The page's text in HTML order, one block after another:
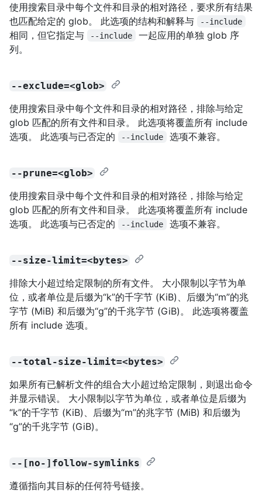
使用搜索目录中每个文件和目录的相对路径，要求所有结果
也匹配给定的 glob。 此选项的结构和解释与
--include
相同，但它指定与 --include
一起应用的单独 glob 序
列。
--exclude=<glob>
使用搜索目录中每个文件和目录的相对路径，排除与给定
glob 匹配的所有文件和目录。 此选项将覆盖所有 include
选项。 此选项与已否定的
--include 选项不兼容。
--prune=<glob>
使用搜索目录中每个文件和目录的相对路径，排除与给定
glob 匹配的所有文件和目录。 此选项将覆盖所有 include
选项。 此选项与已否定的
--include 选项不兼容。
--size-limit=<bytes>
排除大小超过给定限制的所有文件。 大小限制以字节为单
位，或者单位是后缀为“k”的千字节 (KiB)、后缀为“m”的兆
字节 (MiB) 和后缀为“g”的千兆字节 (GiB)。 此选项将覆盖
所有 include 选项。
--total-size-limit=<bytes>
如果所有已解析文件的组合大小超过给定限制，则退出命令
并显示错误。 大小限制以字节为单位，或者单位是后缀为
“k”的千字节 (KiB)、后缀为“m”的兆字节 (MiB) 和后缀为
“g”的千兆字节 (GiB)。
--[no-]follow-symlinks
遵循指向其目标的任何符号链接。